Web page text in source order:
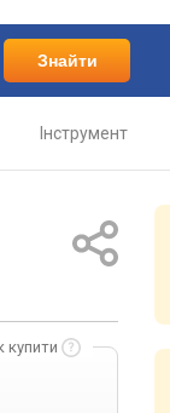
Знайти
Інструмент
купити